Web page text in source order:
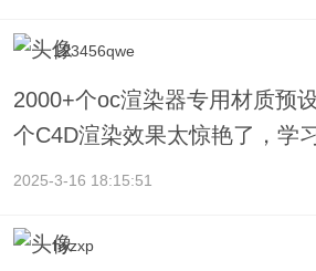
123456qwe
2000+个oc渲染器专用材质预
个C4D渲染效果太惊艳了，学
2025-3-16 18:15:51
hyzxp